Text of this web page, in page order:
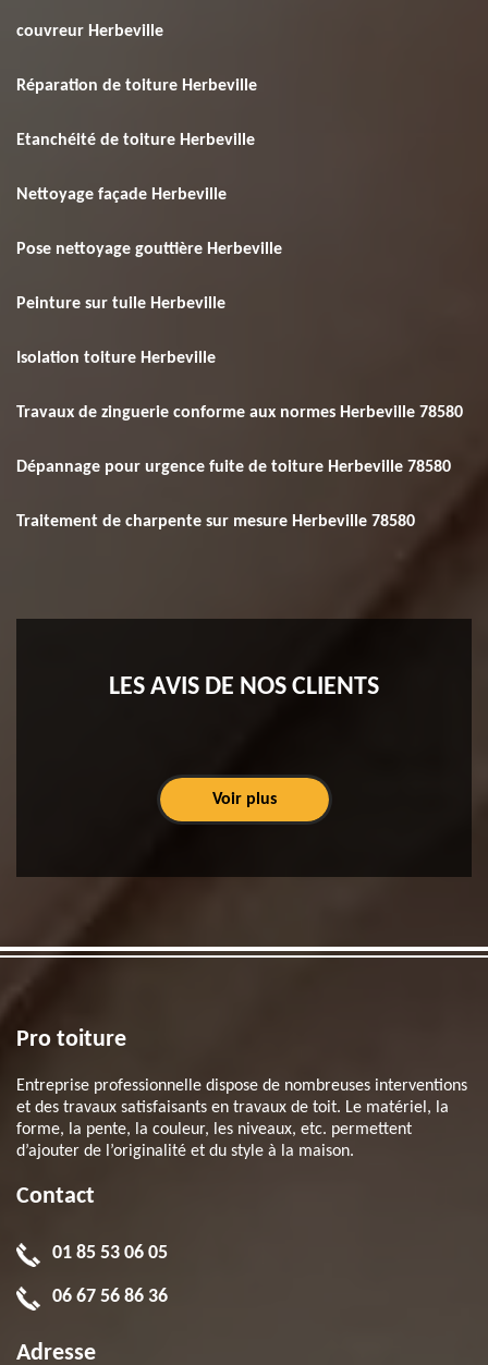
couvreur Herbeville
Réparation de toiture Herbeville
Etanchéité de toiture Herbeville
Nettoyage façade Herbeville
Pose nettoyage gouttière Herbeville
Peinture sur tuile Herbeville
Isolation toiture Herbeville
Travaux de zinguerie conforme aux normes Herbeville 78580
Dépannage pour urgence fuite de toiture Herbeville 78580
Traitement de charpente sur mesure Herbeville 78580
LES AVIS DE NOS CLIENTS
Voir plus
Pro toiture
Entreprise professionnelle dispose de nombreuses interventions
et des travaux satisfaisants en travaux de toit. Le matériel, la
forme, la pente, la couleur, les niveaux, etc. permettent
d’ajouter de l’originalité et du style à la maison.
Contact
01 85 53 06 05
06 67 56 86 36
Adresse